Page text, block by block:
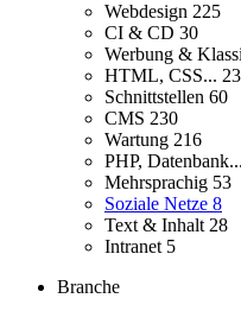
Webdesign 225
CI & CD 30
Werbung &
HTML, CSS...
Schnittstellen 60
CMS 230
Wartung 216
PHP, Datenbank...
Mehrsprachig 53
Soziale Netze 8
Text & Inhalt 28
Intranet 5
Branche